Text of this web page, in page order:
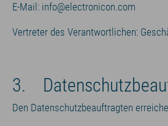
E-Mail: info@electronicon.com
Vertreter des Verantwortlichen:
3.
Den Datenschutzbeauftragten